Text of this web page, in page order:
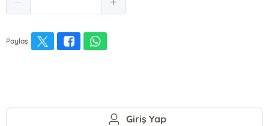
Paylaş
Giriş Yap